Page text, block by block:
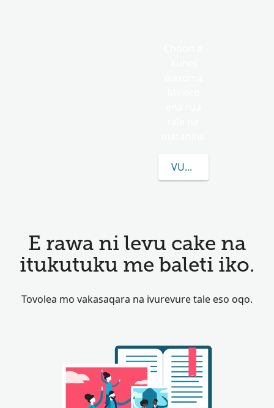
VULICA E LEVU CAKE
E rawa ni levu cake na
itukutuku me baleti iko.
Tovolea mo vakasaqara na ivurevure tale eso oqo.